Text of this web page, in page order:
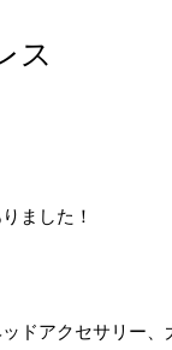
ました！
ドアクセサリー、
ス